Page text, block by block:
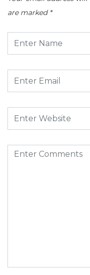
are marked *